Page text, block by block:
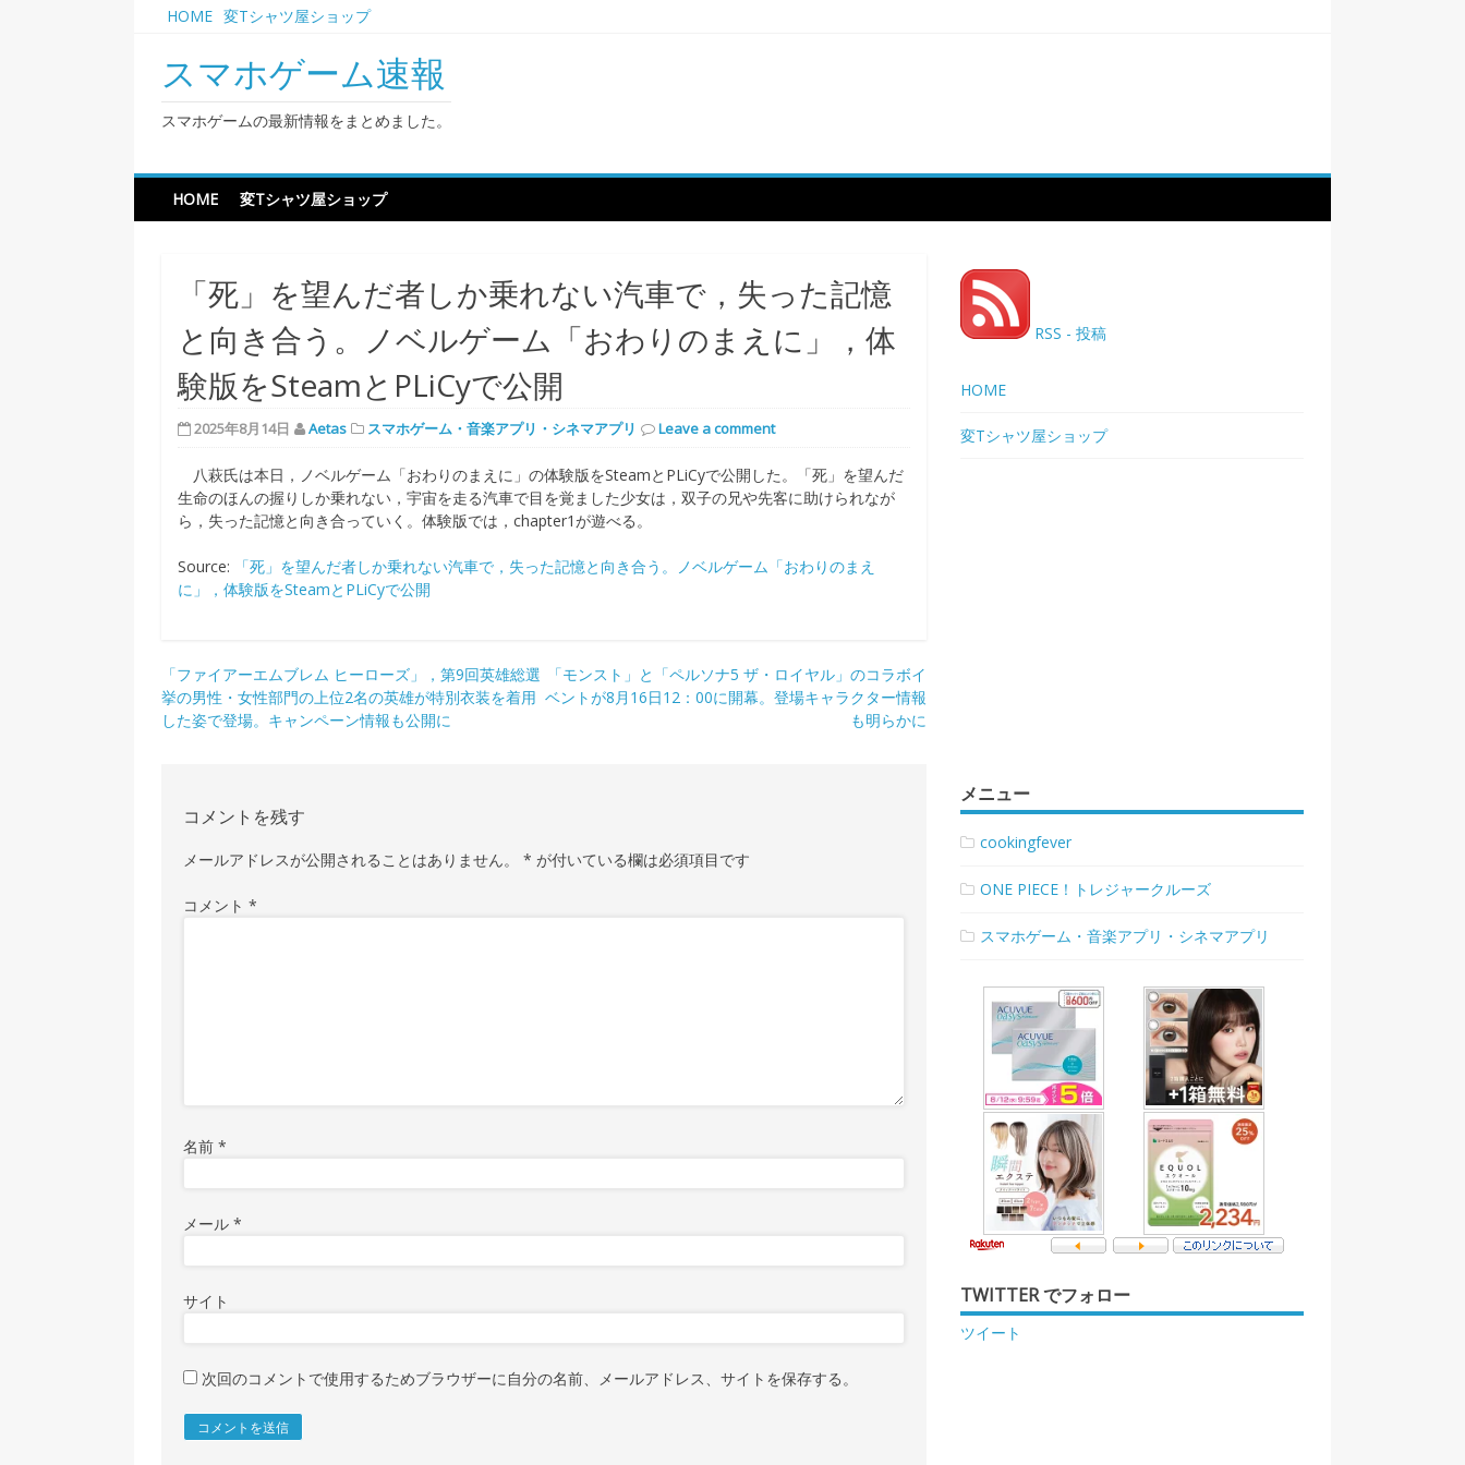
HOME 変Tシャツ屋ショップ
スマホゲーム速報
スマホゲームの最新情報をまとめました。
HOME 変Tシャツ屋ショップ
「死」を望んだ者しか乗れない汽車で，失った記憶
と向き合う。ノベルゲーム「おわりのまえに」，体
験版をSteamとPLiCyで公開
2025年8月14日 Aetas スマホゲーム・音楽アプリ・シネマアプリ Leave a comment
八萩氏は本日，ノベルゲーム「おわりのまえに」の体験版をSteamとPLiCyで公開した。「死」を望んだ
生命のほんの握りしか乗れない，宇宙を走る汽車で目を覚ました少女は，双子の兄や先客に助けられなが
ら，失った記憶と向き合っていく。体験版では，chapter1が遊べる。
Source:
「死」を望んだ者しか乗れない汽車で，失った記憶と向き合う。ノベルゲーム「おわりのまえ
に」，体験版をSteamとPLiCyで公開
投
稿
「ファイアーエムブレム ヒーローズ」，第9回英雄総選
挙の男性・女性部門の上位2名の英雄が特別衣装を着用
した姿で登場。キャンペーン情報も公開に
「モンスト」と「ペルソナ5 ザ・ロイヤル」のコラボイ
ベントが8月16日12：00に開幕。登場キャラクター情報
も明らかに
コメントを残す
メールアドレスが公開されることはありません。 * が付いている欄は必須項目です
コメント*
名前*
メール*
サイト
次回のコメントで使用するためブラウザーに自分の名前、メールアドレス、サイトを保存する。
RSS - 投稿
HOME
変Tシャツ屋ショップ
メニュー
cookingfever
ONE PIECE！トレジャークルーズ
スマホゲーム・音楽アプリ・シネマアプリ
TWITTER でフォロー
ツイート